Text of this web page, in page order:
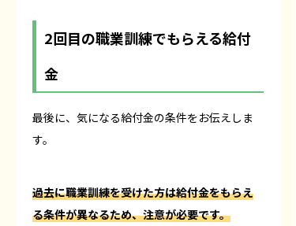
2回目の職業訓練でもらえる給付
金
最後に、気になる給付金の条件をお伝えしま
す。
過去に職業訓練を受けた方は給付金をもらえ
る条件が異なるため、注意が必要です。